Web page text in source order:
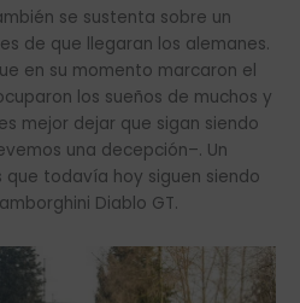
se sustenta sobre un
de que llegaran los alemanes.
en su momento marcaron el
los sueños de muchos y
mejor dejar que sigan siendo
una decepción–. Un
todavía hoy siguen siendo
Diablo GT.